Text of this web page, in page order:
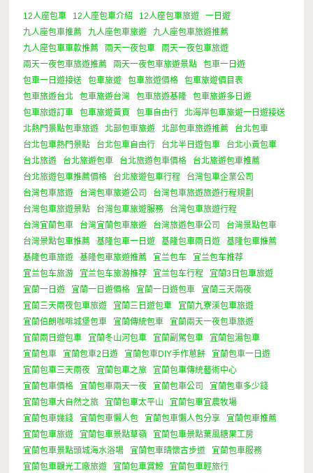
12人座包車 12人座包車介紹 12人座包車旅遊
一日遊
九人座包車推薦
九人座包車旅遊
九人座包車旅遊推薦
九人座包車車款推薦
兩天一夜包車
兩天一夜包車旅遊
兩天一夜包車旅遊推薦
兩天一夜包車旅遊景點
包車一日遊
包車一日遊接送
包車旅遊 包車旅遊價格
包車旅遊價目表
包車旅遊台北
包車旅遊台灣 包車旅遊基隆
包車旅遊多日遊
包車旅遊訂車
包車旅遊黃頁 包車自由行
北海岸包車旅遊一日遊接送
北熱門景點包車旅遊
北部包車旅遊 北部包車旅遊推薦
台北包車
台北包車熱門景點
台北包車自由行 台北半日遊包車
台北小黃包車
台北旅遊
台北旅遊包車 台北旅遊包車價格
台北旅遊包車推薦
台北旅遊包車推薦價格
台北旅遊包車行程
台灣包車企業公司
台灣包車旅遊
台灣包車旅遊公司
台灣包車旅遊旅遊行程規劃
台灣包車旅遊景點
台灣包車旅遊服務
台灣包車旅遊行程
台灣宜蘭包車
台灣宜蘭包車旅遊 台灣旅遊包車公司
台灣景點包車
台灣景點包車推薦
基隆包車一日遊 基隆包車兩日遊
基隆包車推薦
基隆包車旅遊
基隆包車旅遊推薦 宜兰包车
宜兰包车推荐
宜兰包车旅游
宜兰包车旅游推荐 宜兰包车行程
宜蘭3日包車旅遊
宜蘭一日遊
宜蘭一日遊價格 宜蘭一日遊包車
宜蘭三天兩夜
宜蘭三天兩夜包車旅遊
宜蘭三日遊包車
宜蘭九寮溪包車旅遊
宜蘭伯朗咖啡城堡包車
宜蘭傳統包車
宜蘭兩天一夜包車旅遊
宜蘭兩日遊包車
宜蘭冬山河包車 宜蘭副駕包車
宜蘭包湯包車
宜蘭包車
宜蘭包車2日遊 宜蘭包車DIY手作蔥餅
宜蘭包車一日遊
宜蘭包車三天兩夜
宜蘭包車之旅
宜蘭包車傳統藝術中心
宜蘭包車價格
宜蘭包車兩天一夜 宜蘭包車公司
宜蘭包車多少錢
宜蘭包車大自然之旅
宜蘭包車太平山
宜蘭包車宜農牧場
宜蘭包車幾錢
宜蘭包車懶人包 宜蘭包車懶人包分享
宜蘭包車推薦
宜蘭包車旅遊
宜蘭包車景點草嶺
宜蘭包車景點菓風糖果工房
宜蘭包車景點頭城海水浴場
宜蘭包車晴懷古步道
宜蘭包車服務
宜蘭包車觀光工廠旅遊
宜蘭包車賞鯨
宜蘭包車輕旅行